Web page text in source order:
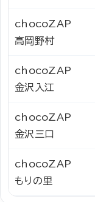
chocoZAP
高岡野村
chocoZAP
金沢入江
chocoZAP
金沢三口
chocoZAP
もりの里